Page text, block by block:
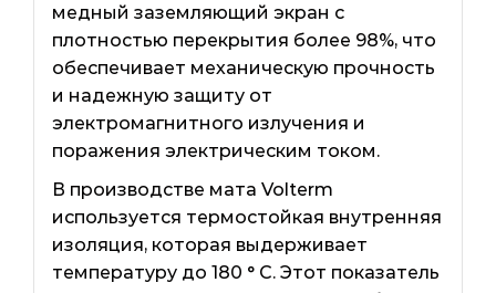
медный заземляющий экран с
плотностью перекрытия более 98%, что
обеспечивает механическую прочность
и надежную защиту от
электромагнитного излучения и
поражения электрическим током.
В производстве мата Volterm
используется термостойкая внутренняя
изоляция, которая выдерживает
температуру до 180 ° C. Этот показатель